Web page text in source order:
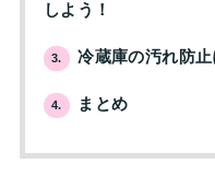
しよう！
3. 冷蔵庫の汚れ防止
4. まとめ